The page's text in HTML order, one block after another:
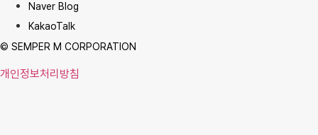
Naver Blog
KakaoTalk
© SEMPER M CORPORATION
개인정보처리방침